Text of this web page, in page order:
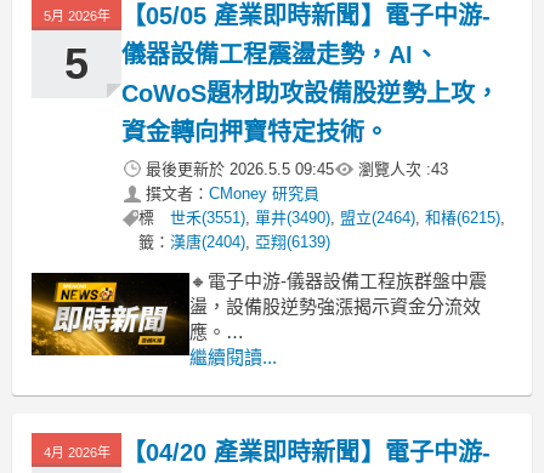
漢科、陽程也大漲逾6%。與此同時，權
值股致茂、弘塑則重挫逾6-7%，顯示市
5月 2026年
5
【05/05 產業即時新聞】電子中游-
儀器設備工程震盪走勢，AI、
CoWoS題材助攻設備股逆勢上攻，
資金轉向押寶特定技術。
最後更新於 2026.5.5 09:45 瀏覽人次 :43
撰文者： CMoney 研究員
標
籤：
世禾(3551),單井(3490), 盟立(2464),和椿(6215),
漢唐(2404), 亞翔(6139)
🔸電子中游-儀器設備工程族群盤中震
盪，設備股逆勢強漲揭示資金分流效
應。
電子中游-儀器設備工程族群今日盤中呈
技、雷科、東捷等股強勢攻上漲停板，
漢科、陽程也大漲逾6%。與此同時，權
繼續閱讀...
4月 2026年
【04/20 產業即時新聞】電子中游-